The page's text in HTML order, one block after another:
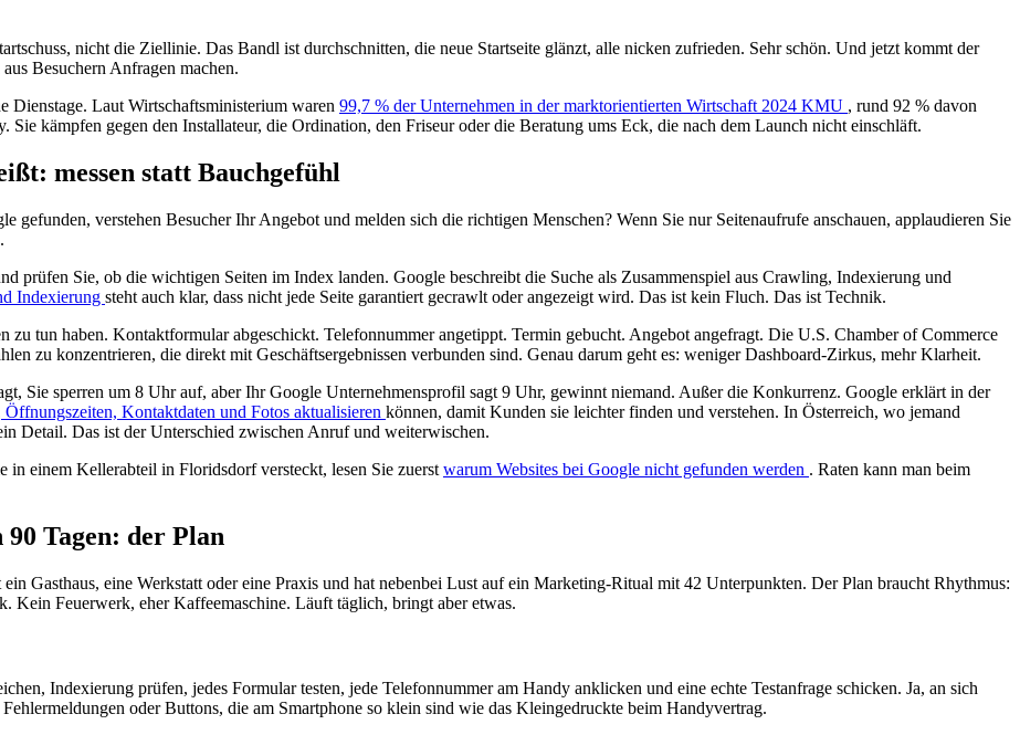
nicht die Ziellinie. Das Bandl ist durchschnitten, die neue Startseite glänzt, alle nicken zufrieden. Sehr schön. Und jetzt kommt der
Besuchern Anfragen machen.
Dienstage. Laut Wirtschaftsministerium waren 99,7 % der Unternehmen in der marktorientierten Wirtschaft 2024 KMU , rund 92 % davon
kämpfen gegen den Installateur, die Ordination, den Friseur oder die Beratung ums Eck, die nach dem Launch nicht einschläft.
messen statt Bauchgefühl
verstehen Besucher Ihr Angebot und melden sich die richtigen Menschen? Wenn Sie nur Seitenaufrufe anschauen, applaudieren Sie
prüfen Sie, ob die wichtigen Seiten im Index landen. Google beschreibt die Suche als Zusammenspiel aus Crawling, Indexierung und
Indexierung steht auch klar, dass nicht jede Seite garantiert gecrawlt oder angezeigt wird. Das ist kein Fluch. Das ist Technik.
zu tun haben. Kontaktformular abgeschickt. Telefonnummer angetippt. Termin gebucht. Angebot angefragt. Die U.S. Chamber of Commerce
zu konzentrieren, die direkt mit Geschäftsergebnissen verbunden sind. Genau darum geht es: weniger Dashboard-Zirkus, mehr Klarheit.
Sie sperren um 8 Uhr auf, aber Ihr Google Unternehmensprofil sagt 9 Uhr, gewinnt niemand. Außer die Konkurrenz. Google erklärt in der
Öffnungszeiten, Kontaktdaten und Fotos aktualisieren können, damit Kunden sie leichter finden und verstehen. In Österreich, wo jemand
Detail. Das ist der Unterschied zwischen Anruf und weiterwischen.
in einem Kellerabteil in Floridsdorf versteckt, lesen Sie zuerst warum Websites bei Google nicht gefunden werden . Raten kann man beim
Tagen: der Plan
Gasthaus, eine Werkstatt oder eine Praxis und hat nebenbei Lust auf ein Marketing-Ritual mit 42 Unterpunkten. Der Plan braucht Rhythmus:
Kein Feuerwerk, eher Kaffeemaschine. Läuft täglich, bringt aber etwas.
Indexierung prüfen, jedes Formular testen, jede Telefonnummer am Handy anklicken und eine echte Testanfrage schicken. Ja, an sich
oder Buttons, die am Smartphone so klein sind wie das Kleingedruckte beim Handyvertrag.